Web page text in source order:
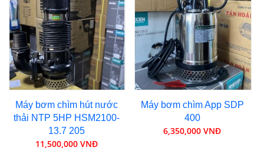
Máy bơm chìm hút nước
thải NTP 5HP HSM2100-
13.7 205
11,500,000 VNĐ
Máy bơm chìm App SDP
400
6,350,000 VNĐ